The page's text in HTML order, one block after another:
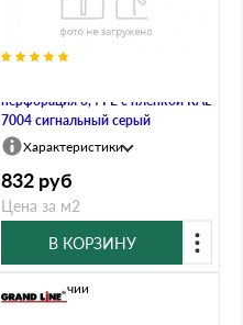
перфорация 0,4 PE с пленкой RAL
7004 сигнальный серый
Характеристики
832 руб
Цена за м2
В КОРЗИНУ
В наличии